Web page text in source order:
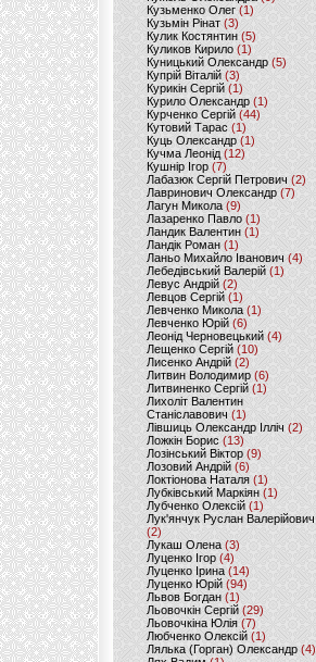
Кузьменко Олег (1)
Кузьмін Рінат(3)
Кулик Костянтин(5)
Куликов Кирило (1)
Куницький Олександр (5)
Купрій Віталій (3)
Курикін Сергій(1)
Курило Олександр (1)
Курченко Сергій (44)
Кутовий Тарас (1)
Куць Олександр (1)
Кучма Леонід (12)
Кушнір Ігор(7)
Лабазюк Сергій Петрович (2)
Лавринович Олександр(7)
Лагун Микола(9)
Лазаренко Павло (1)
Ландик Валентин (1)
Ландік Роман (1)
Ланьо Михайло Іванович(4)
Лебедівський Валерій(1)
Левус Андрій(2)
Левцов Сергій (1)
Левченко Микола (1)
Левченко Юрій (6)
Леонід Черновецький (4)
Лещенко Сергій (10)
Лисенко Андрій (2)
Литвин Володимир (6)
Литвиненко Сергій (1)
Лихоліт Валентин
Станіславович (1)
Лівшиць Олександр Ілліч (2)
Ложкін Борис(13)
Лозінський Віктор(9)
Лозовий Андрій (6)
Локтіонова Наталя (1)
Лубківський Маркіян(1)
Лубченко Олексій (1)
Лук'янчук Руслан Валерійович
(2)
Лукаш Олена (3)
Луценко Ігор (4)
Луценко Ірина (14)
Луценко Юрій (94)
Львов Богдан (1)
Льовочкін Сергій (29)
Льовочкіна Юлія(7)
Любченко Олексій(1)
Лялька (Горган) Олександр(4)